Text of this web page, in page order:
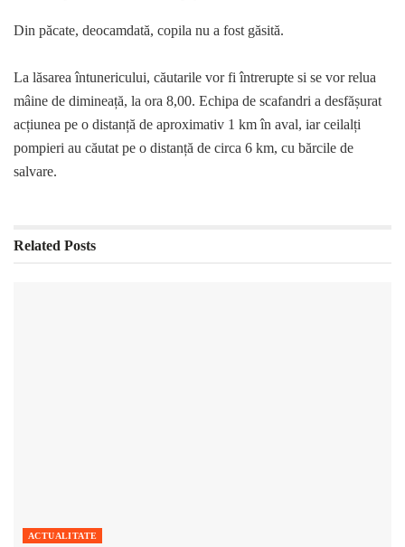
Din păcate, deocamdată, copila nu a fost găsită.
La lăsarea întunericului, căutarile vor fi întrerupte si se vor relua
mâine de dimineață, la ora 8,00. Echipa de scafandri a desfășurat
acțiunea pe o distanță de aproximativ 1 km în aval, iar ceilalți
pompieri au căutat pe o distanță de circa 6 km, cu bărcile de
salvare.
Related Posts
ACTUALITATE